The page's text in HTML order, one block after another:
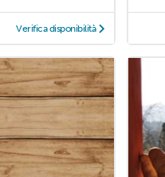
Verifica disponibilità